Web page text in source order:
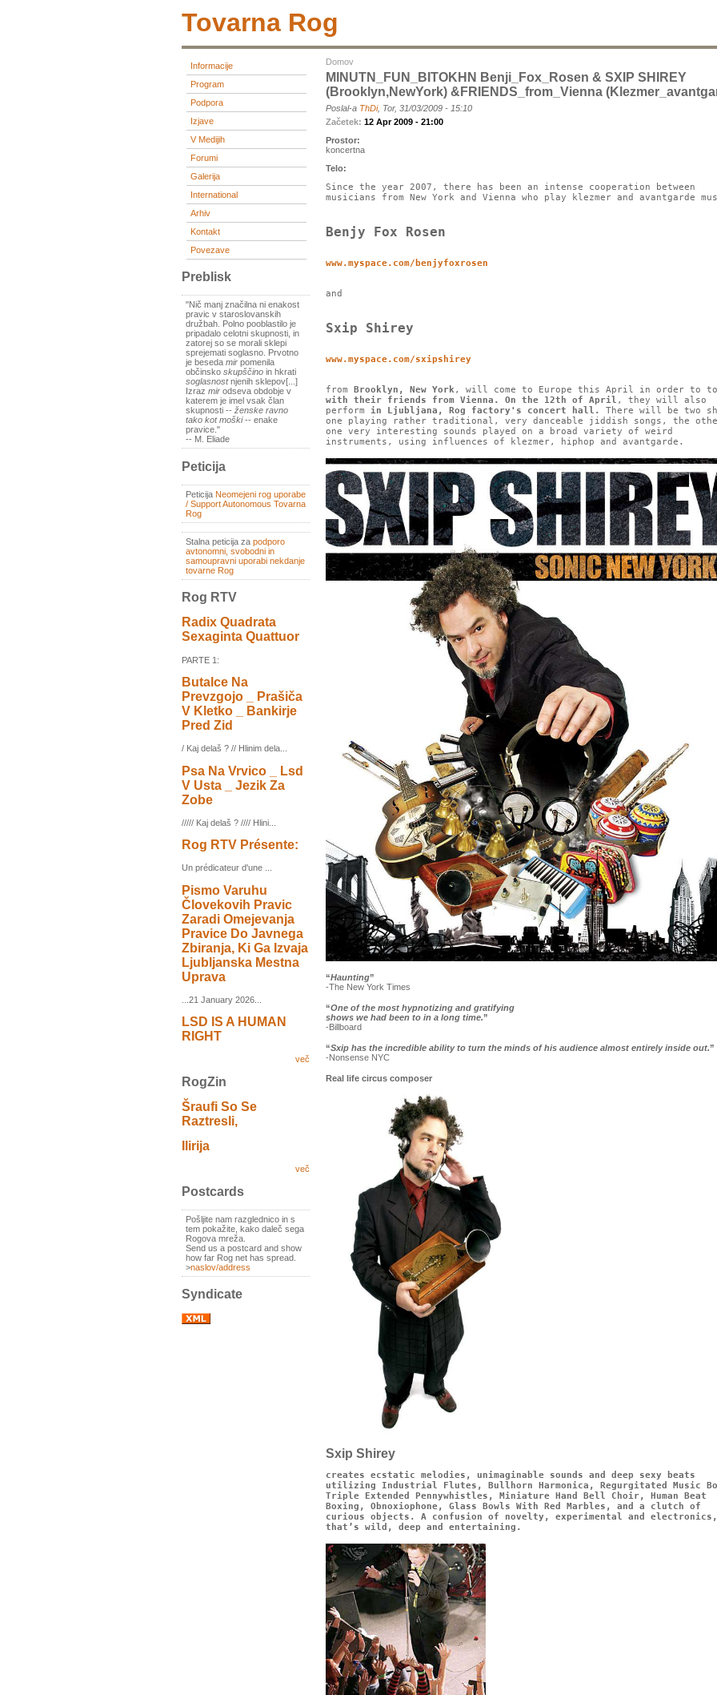
Tovarna Rog
Informacije
Program
Podpora
Izjave
V Medijih
Forumi
Galerija
International
Arhiv
Kontakt
Povezave
Preblisk
"Nič manj značilna ni enakost
pravic v staroslovanskih
družbah. Polno pooblastilo je
pripadalo celotni skupnosti, in
zatorej so se morali sklepi
sprejemati soglasno. Prvotno
je beseda mir pomenila
občinsko skupščino in hkrati
soglasnostnjenih sklepov[...]
Izraz mir odseva obdobje v
katerem je imel vsak član
skupnosti -- ženske ravno
tako kot moški-- enake
pravice."
-- M. Eliade
Peticija
Peticija Neomejeni rog uporabe
/ Support Autonomous Tovarna
Rog
Stalna peticija za podporo
avtonomni, svobodni in
samoupravni uporabi nekdanje
tovarne Rog
Rog RTV
Radix Quadrata
Sexaginta Quattuor
PARTE 1:
Butalce Na
Prevzgojo _ Prašiča
V Kletko _ Bankirje
Pred Zid
/ Kaj delaš ? // Hlinim dela...
Psa Na Vrvico _ Lsd
V Usta _ Jezik Za
Zobe
///// Kaj delaš ? //// Hlini...
Rog RTV Présente:
Un prédicateur d'une ...
Pismo Varuhu
Človekovih Pravic
Zaradi Omejevanja
Pravice Do Javnega
Zbiranja, Ki Ga Izvaja
Ljubljanska Mestna
Uprava
...21 January 2026...
LSD IS A HUMAN
RIGHT
več
RogZin
Šraufi So Se
Raztresli,
Ilirija
več
Postcards
Pošljite nam razglednico in s
tem pokažite, kako daleč sega
Rogova mreža.
Send us a postcard and show
how far Rog net has spread.
>naslov/address
Syndicate
Domov
MINUTN_FUN_BITOKHN Benji_Fox_Rosen & SXIP SHIREY
(Brooklyn,NewYork) &FRIENDS_from_Vienna
Poslal-a ThDi, Tor, 31/03/2009 - 15:10
Začetek: 12 Apr 2009 - 21:00
Prostor:
koncertna
Telo:
Since the year 2007, there has been an intense cooperation between
musicians from New York and Vienna who play klezmer and avantgarde
Benjy Fox Rosen
www.myspace.com/benjyfoxrosen
and
Sxip Shirey
www.myspace.com/sxipshirey
from Brooklyn, New York , will come to Europe this April in order to
with their friends from Vienna. On the 12th of April , they will also
perform in Ljubljana, Rog factory's concert hall.
There will be two
one playing rather traditional, very danceable jiddish songs, the
one very interesting sounds played on a broad variety of weird
instruments, using influences of klezmer, hiphop and avantgarde.
“Haunting”
-The New York Times
“One of the most hypnotizing and gratifying
shows we had been to in a long time.”
-Billboard
“Sxip has the incredible ability to turn the minds of his audience almost entirely inside out.”
-Nonsense NYC
Real life circus composer
Sxip Shirey
creates ecstatic melodies, unimaginable sounds and deep sexy beats
utilizing Industrial Flutes, Bullhorn Harmonica, Regurgitated Music
Triple Extended Pennywhistles, Miniature Hand Bell Choir, Human Beat
Boxing, Obnoxiophone, Glass Bowls With Red Marbles, and a clutch of
curious objects. A confusion of novelty, experimental and electronics,
that’s wild, deep and entertaining.